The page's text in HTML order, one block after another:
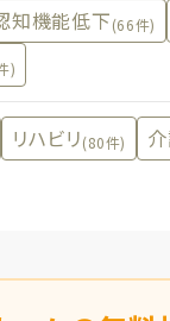
知機能低下(66件)
)
リハビリ(80件)